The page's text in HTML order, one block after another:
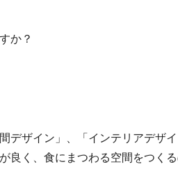
か？
デザイン」、「インテリアデザ
良く、食にまつわる空間をつくる